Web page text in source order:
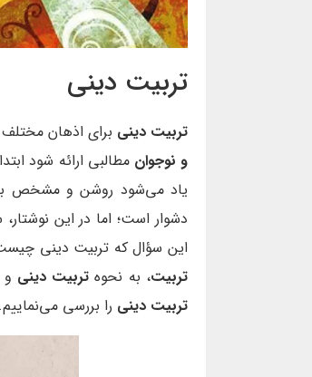
تربیت دینی
تربیت دینی برای اذهان مختلف
و نوجوان مطالبی ارائه شود
یاد می‌شود روشن و مشخص
دشوار است؛ اما در این
این سؤال که تربیت دینی
تربیت، به نحوهتربیت دینی
تربیت دینی را بررسی می‌نماییم.